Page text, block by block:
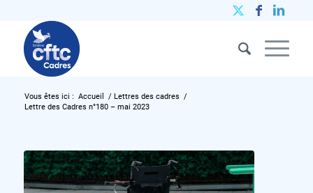
Vous êtes ici : Accueil / Lettres des cadres /
Lettre des Cadres n°180 – mai 2023